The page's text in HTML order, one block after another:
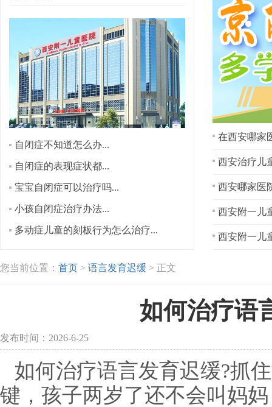
自闭症不知道怎么办...
自闭症的表现症状都...
宝宝自闭症可以治疗吗...
小孩自闭症治疗办法...
多动症儿童的刻板行为怎么治疗...
在西安哪家
西安治疗儿
西安附一儿
西安附一儿
您当前位置： 首页 > 语言发育迟缓 > 正文
如何治疗语
发布时间：2026-6-25
如何治疗语言发育迟缓?抓
键，孩子两岁了还不会叫妈